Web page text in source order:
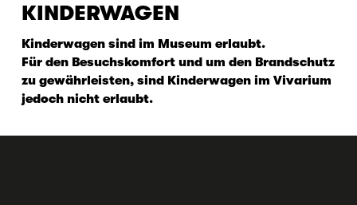
KINDERWAGEN
Kinderwagen sind im Museum erlaubt.
Für den Besuchskomfort und um den Brandschutz
zu gewährleisten, sind Kinderwagen im Vivarium
jedoch nicht erlaubt.